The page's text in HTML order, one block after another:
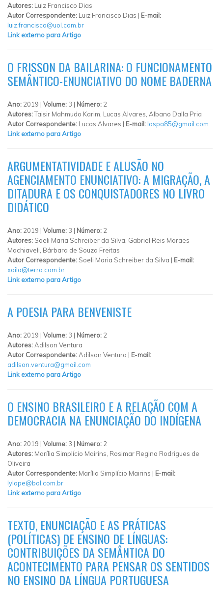
Autores: Luiz Francisco Dias
Autor Correspondente: Luiz Francisco Dias | E-mail:
luiz.francisco@uol.com.br
Link externo para Artigo
O FRISSON DA BAILARINA: O FUNCIONAMENTO
SEMÂNTICO-ENUNCIATIVO DO NOME BADERNA
Ano: 2019 | Volume: 3 | Número: 2
Autores:Taisir Mahmudo Karim, Lucas Alvares, Albano Dalla Pria
Autor Correspondente: Lucas Alvares | E-mail:laspa85@gmail.com
Link externo para Artigo
ARGUMENTATIVIDADE E ALUSÃO NO
AGENCIAMENTO ENUNCIATIVO: A MIGRAÇÃO, A
DITADURA E OS CONQUISTADORES NO LIVRO
DIDÁTICO
Ano: 2019 | Volume: 3 | Número: 2
Autores: Soeli Maria Schreiber da Silva, Gabriel Reis Moraes
Machiaveli, Bárbara de Souza Freitas
Autor Correspondente: Soeli Maria Schreiber da Silva | E-mail:
xoila@terra.com.br
Link externo para Artigo
A POESIA PARA BENVENISTE
Ano: 2019 | Volume: 3 | Número: 2
Autores:Adilson Ventura
Autor Correspondente:Adilson Ventura | E-mail:
adilson.ventura@gmail.com
Link externo para Artigo
O ENSINO BRASILEIRO E A RELAÇÃO COM A
DEMOCRACIA NA ENUNCIAÇÃO DO INDÍGENA
Ano: 2019 | Volume: 3 | Número: 2
Autores: Marília Simplício Mairins, Rosimar Regina Rodrigues de
Oliveira
Autor Correspondente: Marília Simplício Mairins | E-mail:
lylape@bol.com.br
Link externo para Artigo
TEXTO, ENUNCIAÇÃO E AS PRÁTICAS
(POLÍTICAS) DE ENSINO DE LÍNGUAS:
CONTRIBUIÇÕES DA SEMÂNTICA DO
ACONTECIMENTO PARA PENSAR OS SENTIDOS
NO ENSINO DA LÍNGUA PORTUGUESA